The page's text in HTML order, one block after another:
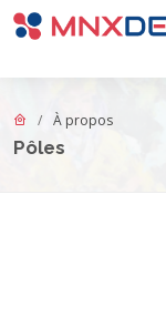
Aller au contenu
À propos
Pôles